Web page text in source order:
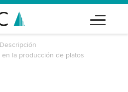
Descripción
la producción de platos